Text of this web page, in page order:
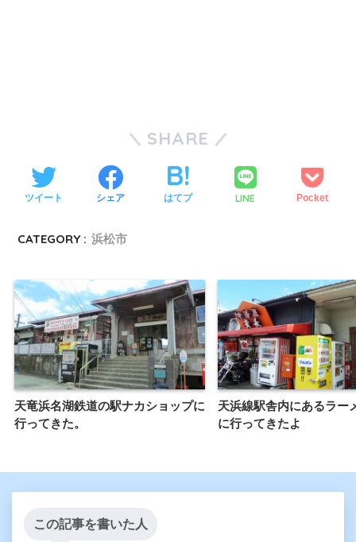
SHARE
ツイート シェア はてブ LINE Pocket
CATEGORY : 浜松市
天竜浜名湖鉄道の駅ナカショップに
行ってきた。
天浜線駅舎内にあるラー
に行ってきたよ
この記事を書いた人